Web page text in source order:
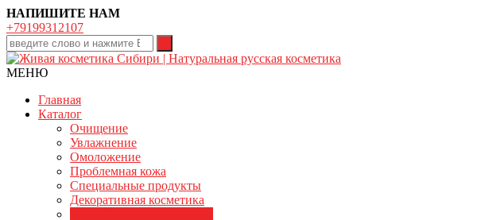
НАПИШИТЕ НАМ
+79199312107
МЕНЮ
Главная
Каталог
Очищение
Увлажнение
Омоложение
Проблемная кожа
Специальные продукты
Декоративная косметика